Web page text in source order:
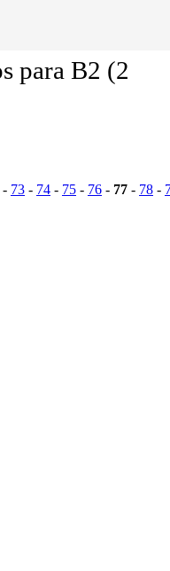
para B2 (2
- 73 - 74 - 75 - 76 - 77 - 78 -